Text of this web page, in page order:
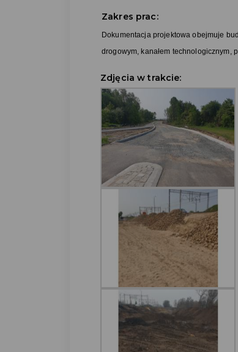
Zakres prac:
Dokumentacja projektowa obejmuje
drogowym, kanałem
Zdjęcia w trakcie: